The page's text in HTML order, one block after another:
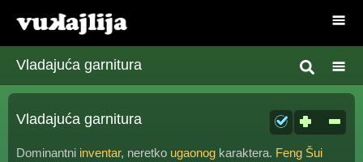
Vladajuća garnitura
Vladajuća garnitura
Dominantni inventar, neretko ugaonog karaktera. Feng Šui